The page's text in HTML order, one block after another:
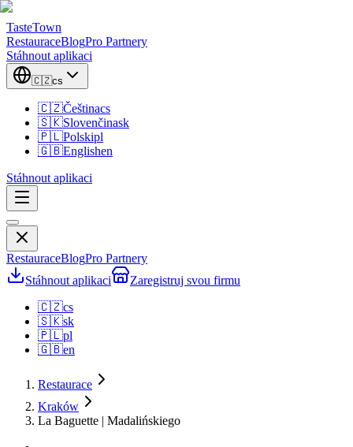
TasteTown
RestauraceBlogPro Partnery
Stáhnout aplikaci
🇨🇿cs
🇨🇿Češtinacs
🇸🇰Slovenčinask
🇵🇱Polskipl
🇬🇧Englishen
Stáhnout aplikaci
RestauraceBlogPro Partnery
Stáhnout aplikaci
Zaregistruj svou firmu
🇨🇿cs
🇸🇰sk
🇵🇱pl
🇬🇧en
Restaurace
Kraków
La Baguette | Madalińskiego